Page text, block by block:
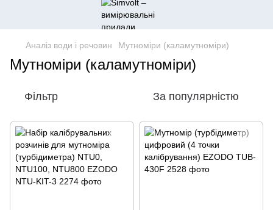
Аналіз води і речовин Мутноміри (каламутноміри)
Мутноміри (каламутноміри)
Фільтр За популярністю